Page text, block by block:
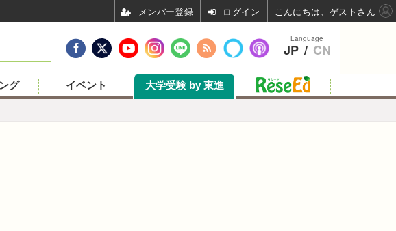
グ イベント 大学受験 by 東進
Language
JP / CN
ログイン こんにちは、ゲストさん